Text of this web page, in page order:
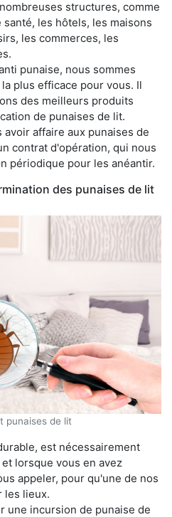
structures, comme
les hôtels, les maisons
les commerces, les
punaise, nous sommes
plus efficace pour vous. Il
des meilleurs produits
de punaises de lit.
affaire aux punaises de
contrat d'opération, qui nous
périodique pour les anéantir.
des punaises de lit
punaises de lit
est nécessairement
lorsque vous en avez
appeler, pour qu'une de nos
les lieux.
une incursion de punaise de